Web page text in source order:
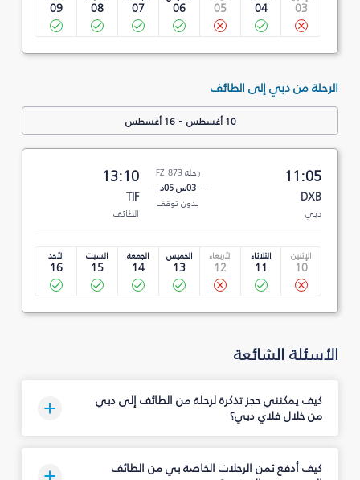
03
04
05
06
07
08
09
الرحلة من دبي إلى الطائف
10 أغسطس -16 أغسطس
11:05
DXB
دبي
رحلة FZ 873
03س 05د
بدون توقف
13:10
TIF
الطائف
الإثنين
10
الثلاثاء
11
الأربعاء
12
الخميس
13
الجمعة
14
السبت
15
الأحد
16
الأسئلة الشائعة
كيف يمكنني حجز تذكرة لرحلة من الطائف إلى دبي
من خلال فلاي دبي؟
كيف أدفع ثمن الرحلات الخاصة بي من الطائف